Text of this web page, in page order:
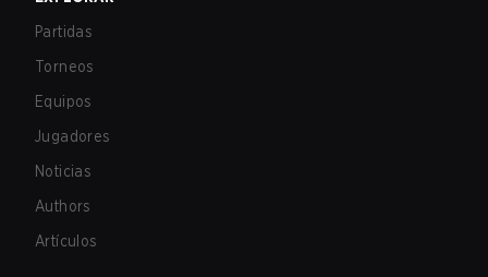
Partidas
Torneos
Equipos
Jugadores
Noticias
Authors
Artículos